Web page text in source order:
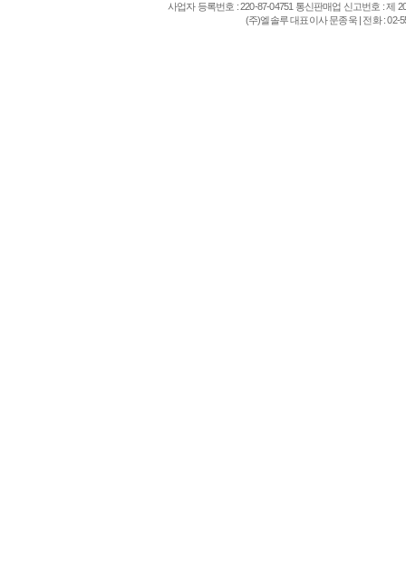
사업자 등록번호 : 220-87-04751 통신판매업 신고번호 : 제
(주)엘솔루 대표이사 문종욱 | 전화 : 02-